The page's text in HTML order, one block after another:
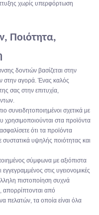
χωρίς υπερφόρτωση
Ποιότητα,
δοντιών βασίζεται στην
στην αγορά. Ένας καλός
σας στην επιτυχία,
συνειδητοποιημένοι σχετικά με
χρησιμοποιούνται στα προϊόντα
ότι τα προϊόντα
υψηλής ποιότητας και
σύμφωνα με αξιόπιστα
στις υγειονομικές
πιστοποίηση συχνά
απορρίπτονται από
πελατών, τα οποία είναι όλα